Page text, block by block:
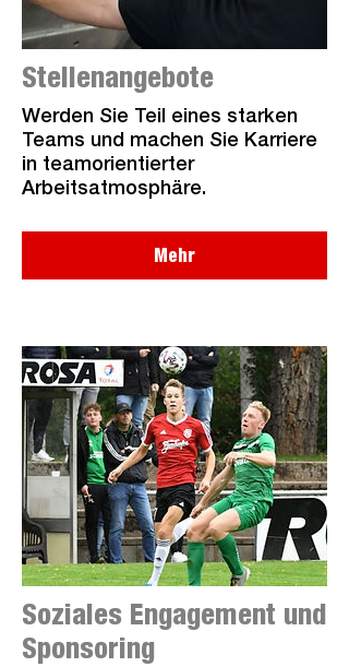
Stellenangebote
Werden Sie Teil eines starken
Teams und machen Sie Karriere
in teamorientierter
Arbeitsatmosphäre.
Mehr
Soziales Engagement und
Sponsoring